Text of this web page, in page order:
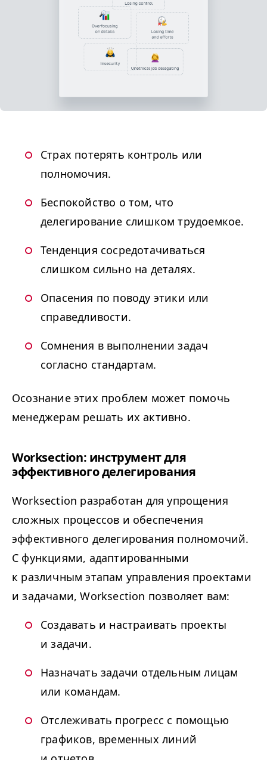
Страх потерять контроль или
полномочия.
Беспокойство о том, что
делегирование слишком трудоемкое.
Тенденция сосредотачиваться
слишком сильно на деталях.
Опасения по поводу этики или
справедливости.
Сомнения в выполнении задач
согласно стандартам.
Осознание этих проблем может помочь
менеджерам решать их активно.
Work­sec­tion: инструмент для
эффективного делегирования
Work­sec­tion разработан для упрощения
сложных процессов и обеспечения
эффективного делегирования полномочий.
С функциями, адаптированными
к различным этапам управления проектами
и задачами, Work­sec­tion позволяет вам:
Создавать и настраивать проекты
и задачи.
Назначать задачи отдельным лицам
или командам.
Отслеживать прогресс с помощью
графиков, временных линий